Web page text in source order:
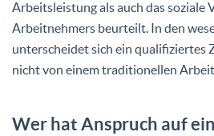
Arbeitsleistung als auch das soziale
Arbeitnehmers beurteilt. In den
unterscheidet sich ein qualifiziertes
nicht von einem traditionellen
Wer hat Anspruch auf ein